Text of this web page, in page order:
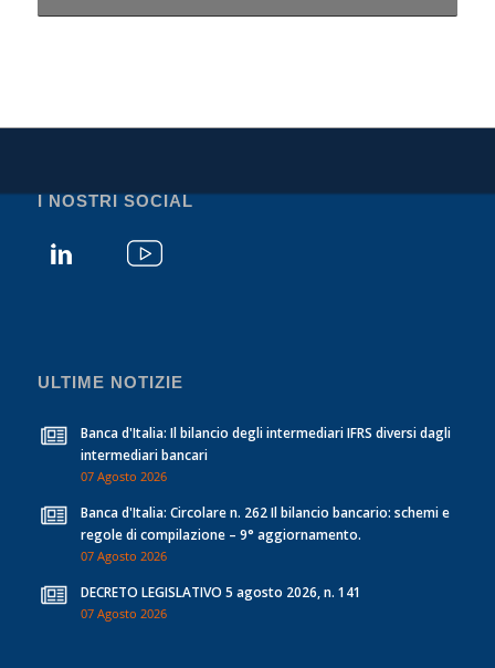
I NOSTRI SOCIAL
ULTIME NOTIZIE
Banca d'Italia: Il bilancio degli intermediari IFRS diversi dagli
intermediari bancari
07 Agosto 2026
Banca d'Italia: Circolare n. 262 Il bilancio bancario: schemi e
regole di compilazione – 9° aggiornamento.
07 Agosto 2026
DECRETO LEGISLATIVO 5 agosto 2026, n. 141
07 Agosto 2026